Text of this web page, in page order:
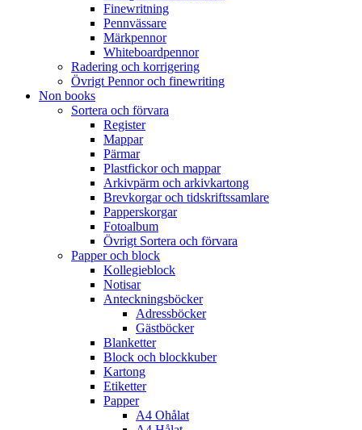
Finewritning
Pennvässare
Märkpennor
Whiteboardpennor
Radering och korrigering
Övrigt Pennor och finewriting
Non books
Sortera och förvara
Register
Mappar
Pärmar
Plastfickor och mappar
Arkivpärm och arkivkartong
Brevkorgar och tidskriftssamlare
Papperskorgar
Fotoalbum
Övrigt Sortera och förvara
Papper och block
Kollegieblock
Notisar
Anteckningsböcker
Adressböcker
Gästböcker
Blanketter
Block och blockkuber
Kartong
Etiketter
Papper
A4 Ohålat